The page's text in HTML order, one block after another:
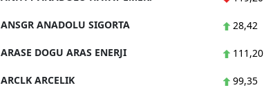
ANSGR ANADOLU SIGORTA 28,42
ARASE DOGU ARAS ENERJI 111,20
ARCLK ARCELIK 99,35